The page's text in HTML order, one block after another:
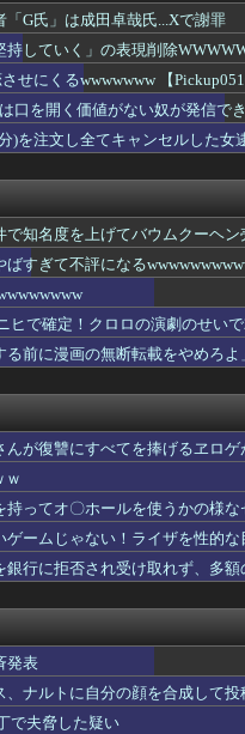
プ読むやつ見ないもんな
ろうか
されるぞ！」→4億千万円騙...
卓哉氏...Xで謝罪
？
り】
くる
者」自認
のもこれが原因か？」
た容疑
いイメージを避けたい」 ...
な死に方聞いてない！」⇒ ...
ｗｗｗｗｗ
ほしいと言い張る女性客。...
これどう思う？
ア6型が掲載
拡散、衛生管理に批判殺到...
る
！「県民対象アンケート『...
） 2位 高橋藍（バ...
瞬間、イラッときて...
が配信開始！アプリ独...
ため急遽ステージ上で洗う...
満！」「肥満だ！」と騒が...
達って感じで性的な目では...
くり仰天！（海外の反応）
「G氏」は成田卓哉氏...Xで謝罪
持していく」の表現削除
せにくるwwwwwww 【
口を開く価値がない奴が発信で
)を注文し全てキャンセルした女
で知名度を上げてバウムクーヘ
ばすぎて不評になる
ヒで確定！クロロの演劇のせい
前に漫画の無断転載をやめろ
んが復讐にすべてを捧げるヱロ
ｗ
持ってオ〇ホールを使うかの様
ームじゃない！ライザを性的な
銀行に拒否され受け取れず、多
発表
、ナルトに自分の顔を合成して
で夫脅した疑い